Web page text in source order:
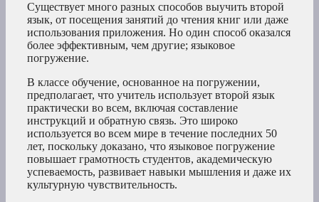
Существует много разных способов выучить второй
язык, от посещения занятий до чтения книг или даже
использования приложения. Но один способ оказался
более эффективным, чем другие; языковое
погружение.
В классе обучение, основанное на погружении,
предполагает, что учитель использует второй язык
практически во всем, включая составление
инструкций и обратную связь. Это широко
используется во всем мире в течение последних 50
лет, поскольку доказано, что языковое погружение
повышает грамотность студентов, академическую
успеваемость, развивает навыки мышления и даже их
культурную чувствительность.